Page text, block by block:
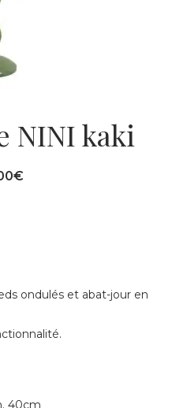
NINI kaki
€
ondulés et abat-jour en
40cm